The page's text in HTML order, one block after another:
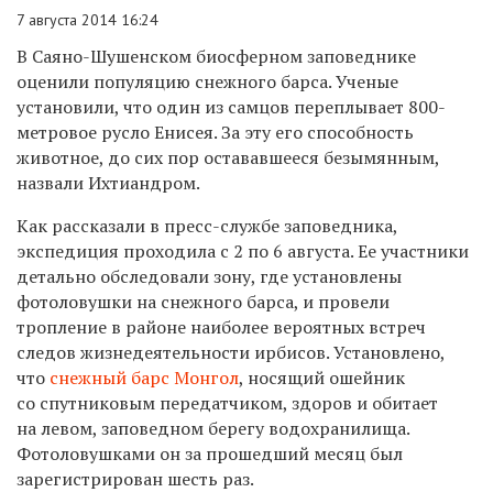
7 августа 2014 16:24
В Саяно-Шушенском биосферном заповеднике
оценили популяцию снежного барса. Ученые
установили, что один из самцов переплывает 800-
метровое русло Енисея. За эту его способность
животное, до сих пор остававшееся безымянным,
назвали Ихтиандром.
Как рассказали в пресс-службе заповедника,
экспедиция проходила с 2 по 6 августа. Ее участники
детально обследовали зону, где установлены
фотоловушки на снежного барса, и провели
тропление в районе наиболее вероятных встреч
следов жизнедеятельности ирбисов. Установлено,
что снежный барс Монгол, носящий ошейник
со спутниковым передатчиком, здоров и обитает
на левом, заповедном берегу водохранилища.
Фотоловушками он за прошедший месяц был
зарегистрирован шесть раз.